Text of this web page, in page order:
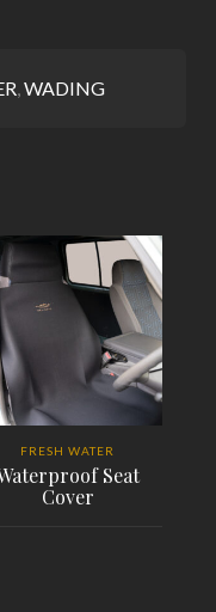
,WADING
FRESH WATER
Seat
Cover